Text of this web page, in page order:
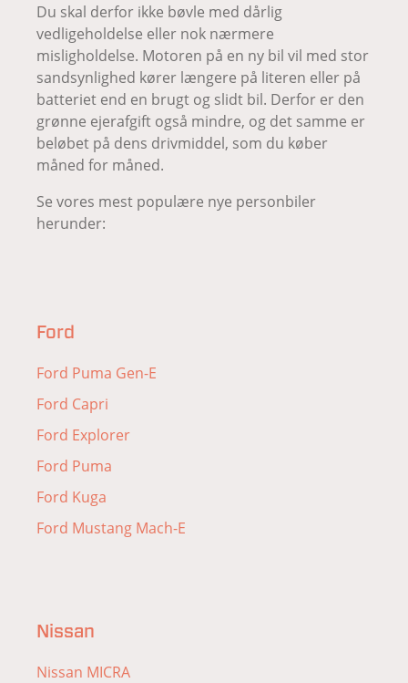
Du skal derfor ikke bøvle med dårlig
vedligeholdelse eller nok nærmere
misligholdelse. Motoren på en ny bil vil med stor
sandsynlighed kører længere på literen eller på
batteriet end en brugt og slidt bil. Derfor er den
grønne ejerafgift også mindre, og det samme er
beløbet på dens drivmiddel, som du køber
måned for måned.
Se vores mest populære nye personbiler
herunder:
Ford
Ford Puma Gen-E
Ford Capri
Ford Explorer
Ford Puma
Ford Kuga
Ford Mustang Mach-E
Nissan
Nissan MICRA